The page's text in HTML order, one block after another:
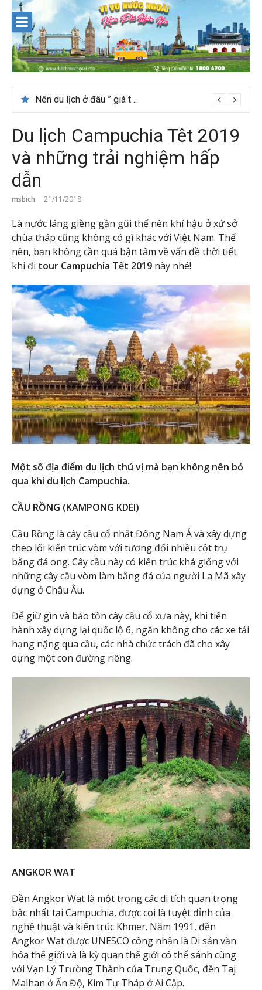
content
Nên du lịch ở đâu ” giá tốt” dịp lễ quốc khánh 2/9
Thời tiết tháng 7 ở Đài Loan có đẹp để du lịch?
Du lịch Campuchia Têt 2019
và những trải nghiệm hấp
dẫn
msbich 21/11/2018
Là nước láng giềng gần gũi thế nên khí hậu ở xứ sở
chùa tháp cũng không có gì khác với Việt Nam. Thế
nên, bạn không cần quá bận tâm về vấn đề thời tiết
khi đi tour Campuchia Tết 2019 này nhé!
Một số địa điểm du lịch thú vị mà bạn không nên bỏ
qua khi du lịch Campuchia.
CẦU RỒNG (KAMPONG KDEI)
Cầu Rồng là cây cầu cổ nhất Đông Nam Á và xây dựng
theo lối kiến trúc vòm với tương đối nhiều cột trụ
bằng đá ong. Cây cầu này có kiến trúc khá giống với
những cây cầu vòm làm bằng đá của người La Mã xây
dựng ở Châu Âu.
Để giữ gìn và bảo tồn cây cầu cổ xưa này, khi tiến
hành xây dựng lại quốc lộ 6, ngăn không cho các xe tải
hạng nặng qua cầu, các nhà chức trách đã cho xây
dựng một con đường riêng.
ANGKOR WAT
Đền Angkor Wat là một trong các di tích quan trọng
bậc nhất tại Campuchia, được coi là tuyệt đỉnh của
nghệ thuật và kiến trúc Khmer. Năm 1991, đền
Angkor Wat được UNESCO công nhận là Di sản văn
hóa thế giới và là kỳ quan thế giới có thể sánh cùng
với Vạn Lý Trường Thành của Trung Quốc, đền Taj
Malhan ở Ấn Độ, Kim Tự Tháp ở Ai Cập.